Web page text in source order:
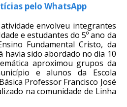
pelo WhatsApp
envolveu integrantes
e estudantes do 5º ano da
Fundamental Cristo, da
havia sido abordado no dia 10
aproximou grupos da
e alunos da Escola
Professor Francisco José
na comunidade de Linha